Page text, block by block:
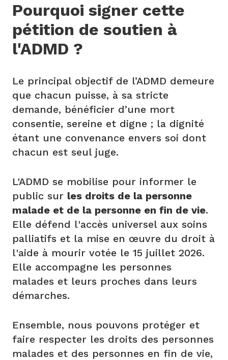
Pourquoi signer cette
pétition de soutien à
l'ADMD ?
Le principal objectif de l’ADMD demeure
que chacun puisse, à sa stricte
demande, bénéficier d’une mort
consentie, sereine et digne ; la dignité
étant une convenance envers soi dont
chacun est seul juge.
L'ADMD se mobilise pour informer le
public sur les droits de la personne
malade et de la personne en fin de vie.
Elle défend l'accès universel aux soins
palliatifs et la mise en œuvre du droit à
l'aide à mourir votée le 15 juillet 2026.
Elle accompagne les personnes
malades et leurs proches dans leurs
démarches.
Ensemble, nous pouvons protéger et
faire respecter les droits des personnes
malades et des personnes en fin de vie,